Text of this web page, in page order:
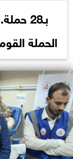
بـ28
الحملة